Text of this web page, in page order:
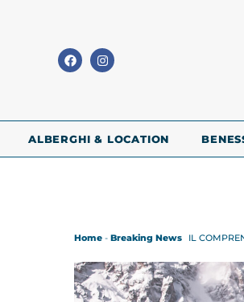
ALBERGHI & LOCATION
Home - Breaking News IL